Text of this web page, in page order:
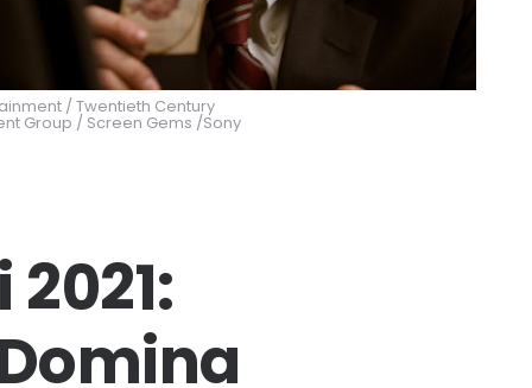
/ Twentieth Century
Group / Screen Gems /Sony